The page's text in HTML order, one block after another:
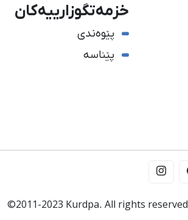
خزمەتگوزارییەکان
پێوەندی
پێناسە
©2011-2023 Kurdpa. All rights reserved